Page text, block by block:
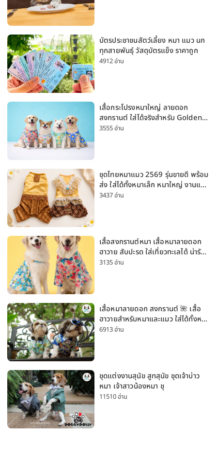
บัตรประชาชนสัตว์เลี้ยง หมา แมว นก
ทุกสายพันธุ์ วัสดุบัตรแข็ง ราคาถูก
4912 อ่าน
เสื้อกระโปรงหมาใหญ่ ลายดอก
สงกรานต์ ใส่ได้จริงสำหรับ Golden
Husky Labrador [อัปเดต 2026]
3555 อ่าน
ชุดไทยหมาแมว 2569 รุ่นขายดี พร้อม
ส่ง ใส่ได้ทั้งหมาเล็ก หมาใหญ่ งานแต่ง
สงกรานต์ ลอยกระทง
3437 อ่าน
เสื้อสงกรานต์หมา เสื้อหมาลายดอก
ฮาวาย สับปะรด ใส่เที่ยวทะเลได้ น่ารัก
ใส่ได้ทั้งหมาเล็กและหมาใหญ่
3135 อ่าน
เสื้อหมาลายดอก สงกรานต์ 🌺 เสื้อ
ฮาวายสำหรับหมาและแมว ใส่ได้ทั้งหมา
เล็กและหมาใหญ่ ใส่เที่ยวทะเลน่ารัก
6913 อ่าน
ชุดแต่งงานสุนัข สูทสุนัข ชุดเจ้าบ่าว
หมา เจ้าสาวน้องหมา ชุ
11510 อ่าน